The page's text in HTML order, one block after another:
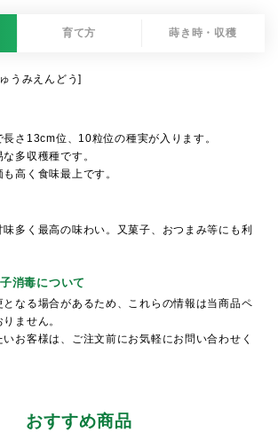
育て方 蒔き時・収穫
うみえんどう]
さ13cm位、10粒位の種実が入ります。
多収穫種です。
高く食味最上です。
多く最高の味わい。又菓子、おつまみ等にも利
消毒について
なる場合があるため、これらの情報は当商品ペ
ません。
お客様は、ご注文前にお気軽にお問い合わせく
おすすめ商品